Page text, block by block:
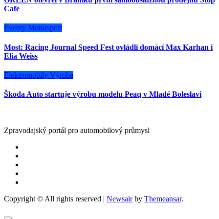
Cafe
Eventy Motorsport
Most: Racing Journal Speed Fest ovládli domácí Max Karhan i
Elia Weiss
Elektromobily Výroba
Škoda Auto startuje výrobu modelu Peaq v Mladé Boleslavi
Zpravodajský portál pro automobilový průmysl
Copyright © All rights reserved | Newsairby Themeansar.